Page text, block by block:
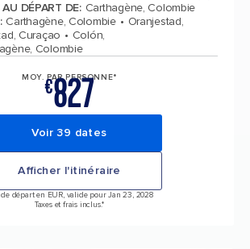
DÉPART DE: Carthagène, Colombie
: Carthagène, Colombie
Oranjestad,
Curaçao
Colón,
Colombie
MOY. PAR PERSONNE*
€827
Voir 39 dates
Afficher l'itinéraire
départ en EUR, valide pour Jan 23, 2028
Taxes et frais inclus.*